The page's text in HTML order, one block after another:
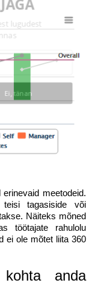
meetodeid.
tagasiside või
Näiteks mõned
töötajate rahulolu
ei ole mõtet liita 360
anda
lugudest
Ei, tänan